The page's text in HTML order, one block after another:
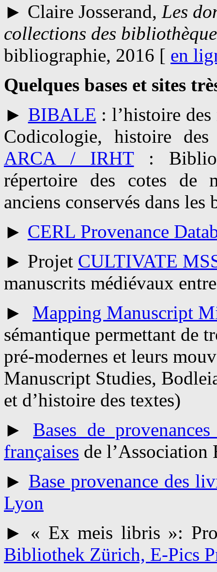
► Claire Josserand, Les
collections des
bibliographie, 2016 [ en
Quelques bases et sites
► BIBALE : l’histoire
Codicologie, histoire
ARCA / IRHT:
répertoire des cotes de
anciens conservés dans
► CERL Provenance
► Projet CULTIVATE
manuscrits médiévaux
► Mapping Manuscript
sémantique permettant de
pré-modernes et leurs
Manuscript Studies,
et d’histoire des textes)
► Bases de
françaises de l’Association
► Base provenance des
Lyon
► « Ex meis libris »:
Bibliothek Zürich, E-Pics